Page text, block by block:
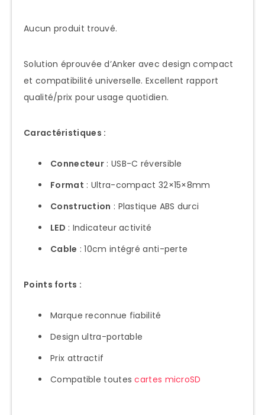
Aucun produit trouvé.
Solution éprouvée d’Anker avec design compact
et compatibilité universelle. Excellent rapport
qualité/prix pour usage quotidien.
Caractéristiques :
Connecteur : USB-C réversible
Format : Ultra-compact 32×15×8mm
Construction : Plastique ABS durci
LED : Indicateur activité
Cable : 10cm intégré anti-perte
Points forts :
Marque reconnue fiabilité
Design ultra-portable
Prix attractif
Compatible toutescartes microSD